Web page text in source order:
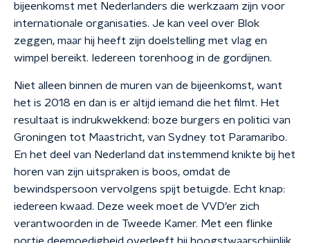
bijeenkomst met Nederlanders die werkzaam zijn voor
internationale organisaties. Je kan veel over Blok
zeggen, maar hij heeft zijn doelstelling met vlag en
wimpel bereikt. Iedereen torenhoog in de gordijnen.
Niet alleen binnen de muren van de bijeenkomst, want
het is 2018 en dan is er altijd iemand die het filmt. Het
resultaat is indrukwekkend: boze burgers en politici van
Groningen tot Maastricht, van Sydney tot Paramaribo.
En het deel van Nederland dat instemmend knikte bij het
horen van zijn uitspraken is boos, omdat de
bewindspersoon vervolgens spijt betuigde. Echt knap:
iedereen kwaad. Deze week moet de VVD'er zich
verantwoorden in de Tweede Kamer. Met een flinke